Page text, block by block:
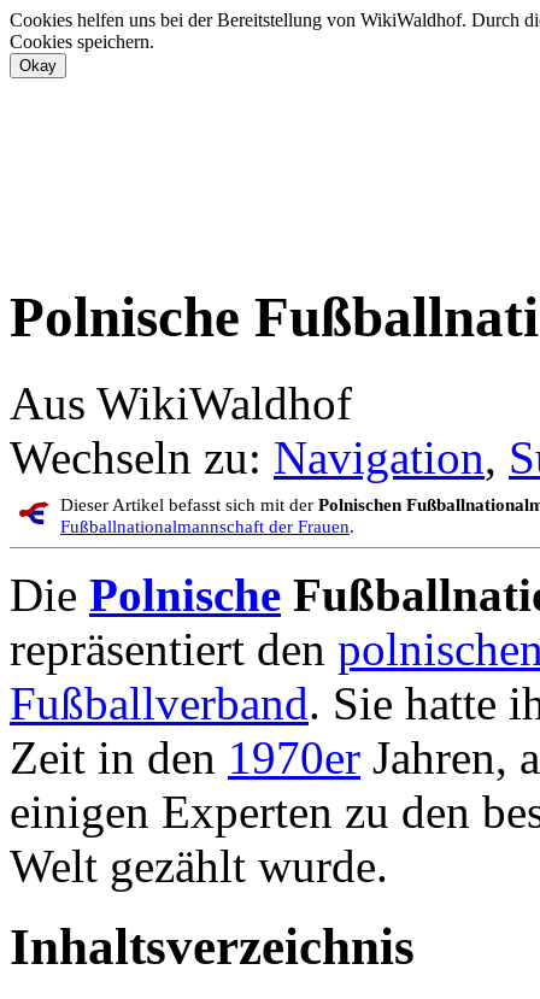
Cookies helfen uns bei der Bereitstellung von WikiWaldhof. Durch
Cookies speichern.
Polnische
Aus WikiWaldhof
Wechseln zu: Navigation,
Dieser Artikel befasst sich mit der Polnischen
Fußballnationalmannschaft der Frauen.
Die Polnische
repräsentiert den
Fußballverband. Sie hatte
Zeit in den 1970er Jahren,
einigen Experten zu den
Welt gezählt wurde.
Inhaltsverzeichnis